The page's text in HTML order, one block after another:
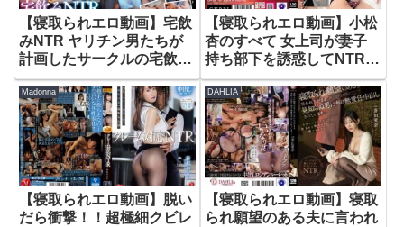
円！イってしまうと即ズボ
生ハメ生中出しSEX！
【寝取られエロ動画】宅飲
みNTR ヤリチン男たちが
計画したサークルの宅飲
み。酔いつぶされた彼女は
僕の目の前で輪●レ●プさ
れて、みんなに中出しされ
ていました。 MINAMO
【寝取られエロ動画】小松
杏のすべて 女上司が妻子
持ち部下を誘惑してNTR＆
痴女ソープ調教プレイ
Madonna
【寝取られエロ動画】脱い
だら衝撃！！超極細クビレ
DAHLIA
【寝取られエロ動画】寝取
られ願望のある夫に言われ